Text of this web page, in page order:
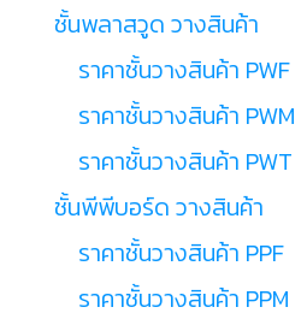
ชั้นพลาสวูด วางสินค้า
ราคาชั้นวางสินค้า PWF
ราคาชั้นวางสินค้า PWM
ราคาชั้นวางสินค้า PWT
ชั้นพีพีบอร์ด วางสินค้า
ราคาชั้นวางสินค้า PPF
ราคาชั้นวางสินค้า PPM